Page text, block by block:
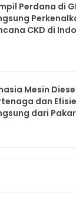
Perdana di
CKD di
Mesin
dan
dari